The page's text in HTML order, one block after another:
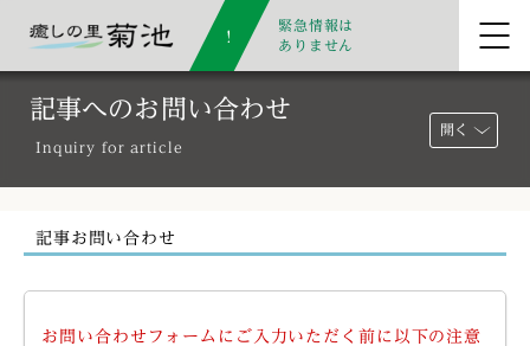
緊急情報は
ありません
記事へのお問い合わせ
Inquiry for article
開く
記事お問い合わせ
お問い合わせフォームにご入力いただく前に以下の注意